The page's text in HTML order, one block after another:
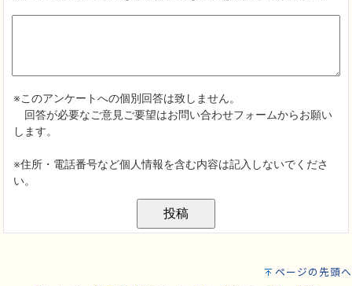
ページの先頭へ